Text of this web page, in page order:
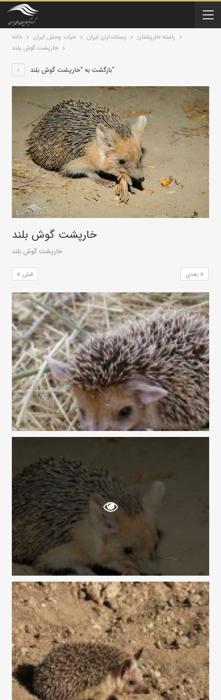
خانه حیات وحش ایران پستانداران ايران
راسته خارپشتان
خارپشت گوش‌ بلند
بازگشت به "خارپشت گوش‌ بلند"
خارپشت گوش‌ بلند
خارپشت گوش‌ بلند
قبلی